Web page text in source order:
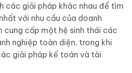
các giải pháp khác nhau để tìm
với nhu cầu của doanh
cung cấp một hệ sinh thái các
nghiệp toàn diện, trong khi
giải pháp kế toán và tài